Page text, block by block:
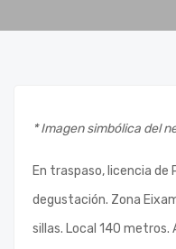
* Imagen simbólica del
En traspaso, licencia
degustación. Zona
sillas. Local 140 metros.